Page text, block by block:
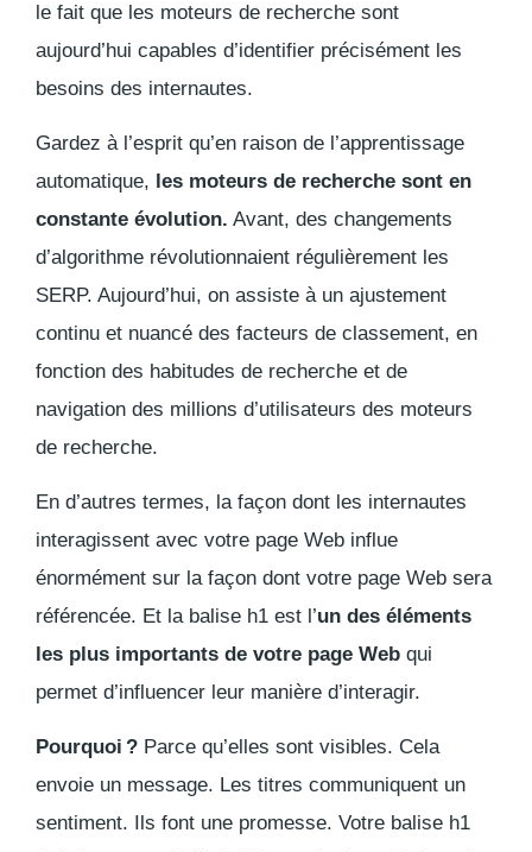
le fait que les moteurs de recherche sont
aujourd’hui capables d’identifier précisément les
besoins des internautes.
Gardez à l’esprit qu’en raison de l’apprentissage
automatique, les moteurs de recherche sont en
constante évolution. Avant, des changements
d’algorithme révolutionnaient régulièrement les
SERP. Aujourd’hui, on assiste à un ajustement
continu et nuancé des facteurs de classement, en
fonction des habitudes de recherche et de
navigation des millions d’utilisateurs des moteurs
de recherche.
En d’autres termes, la façon dont les internautes
interagissent avec votre page Web influe
énormément sur la façon dont votre page Web sera
référencée. Et la balise h1 est l’un des éléments
les plus importants de votre page Web qui
permet d’influencer leur manière d’interagir.
Pourquoi ? Parce qu’elles sont visibles. Cela
envoie un message. Les titres communiquent un
sentiment. Ils font une promesse. Votre balise h1